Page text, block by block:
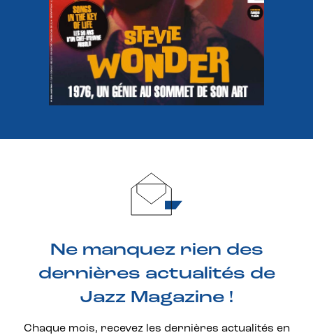
Ne manquez rien des
dernières actualités de
Jazz Magazine !
Chaque mois, recevez les dernières actualités en